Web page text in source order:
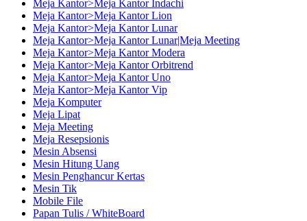
Meja Kantor>Meja Kantor Indachi
Meja Kantor>Meja Kantor Lion
Meja Kantor>Meja Kantor Lunar
Meja Kantor>Meja Kantor Lunar|Meja Meeting
Meja Kantor>Meja Kantor Modera
Meja Kantor>Meja Kantor Orbitrend
Meja Kantor>Meja Kantor Uno
Meja Kantor>Meja Kantor Vip
Meja Komputer
Meja Lipat
Meja Meeting
Meja Resepsionis
Mesin Absensi
Mesin Hitung Uang
Mesin Penghancur Kertas
Mesin Tik
Mobile File
Papan Tulis / WhiteBoard